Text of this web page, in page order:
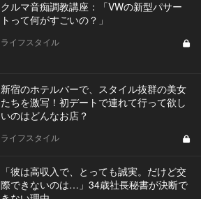
クルマ音痴調教講座：「VWの新型パサー
トって何がすごいの？」
ライフスタイル
新宿のホテルバーで、スタイル抜群の美女
たちを激写！初デートで連れて行って欲し
いのはどんなお店？
ライフスタイル
「彼は高収入で、とっても誠実。だけど交
際できないのは…」34歳社長秘書が決断で